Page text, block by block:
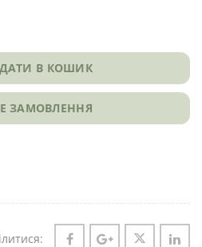
В КОШИК
ЗАМОВЛЕННЯ